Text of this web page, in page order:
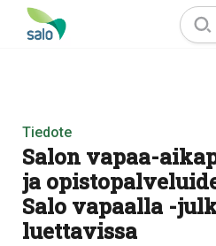
Tiedote
Salon vapaa-
ja
Salo vapaalla -
luettavissa